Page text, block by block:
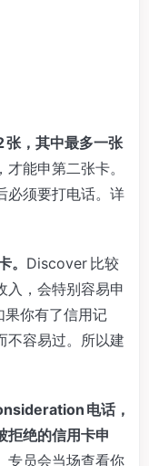
张，其中最多一张
能申第二张卡。
必须要打电话。详
Discover 比较
入，会特别容易申
你有了信用记
不容易过。所以建
电话，
拒绝的信用卡申
专员会当场查看你